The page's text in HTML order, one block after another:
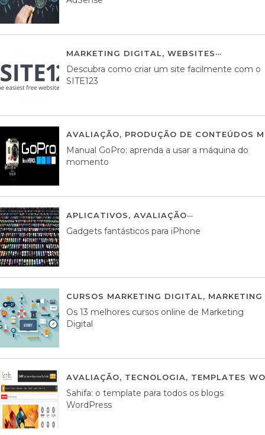
MARKETING DIGITAL, WEBSITES
Descubra como criar um site facilmente com o
SITE123
AVALIAÇÃO, PRODUÇÃO DE CONTEÚDOS
Manual GoPro: aprenda a usar a máquina do
momento
APLICATIVOS, AVALIAÇÃO
Gadgets fantásticos para iPhone
CURSOS MARKETING DIGITAL,
Os 13 melhores cursos online de Marketing
Digital
AVALIAÇÃO, TECNOLOGIA, TEMPLATES
Sahifa: o template para todos os blogs
WordPress